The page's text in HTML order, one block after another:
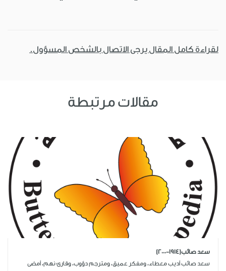
لقراءة كامل المقال يرجى الاتصال بالشخص المسؤول.
مقالات مرتبطة
سعد صائب(1914-2000)
سعد صائب أديب معطاء، ومفكر عميق، ومترجم دؤوب، وقارئ نهم، أمضى